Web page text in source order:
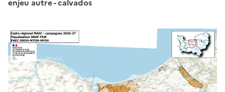
enjeu autre - calvados